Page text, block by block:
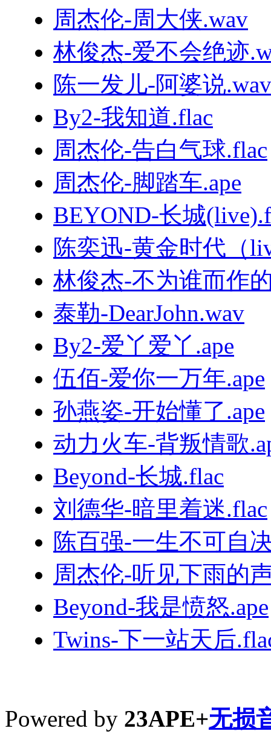
周杰伦-周大侠.wav
林俊杰-爱不会绝迹
陈一发儿-阿婆说.wav
By2-我知道.flac
周杰伦-告白气球.flac
周杰伦-脚踏车.ape
BEYOND-长城
陈奕迅-黄金时代（
林俊杰-不为谁而作
泰勒-DearJohn.wav
By2-爱丫爱丫.ape
伍佰-爱你一万年.ape
孙燕姿-开始懂了.ape
动力火车-背叛情歌
Beyond-长城.flac
刘德华-暗里着迷.flac
陈百强-一生不可自
周杰伦-听见下雨的
Beyond-我是愤怒.ape
Twins-下一站天后
Powered by 23APE+无损